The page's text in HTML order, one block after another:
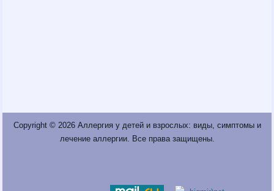
Copyright © 2026 Аллергия у детей и взрослых: виды, симптомы и
лечение аллергии. Все права защищены.